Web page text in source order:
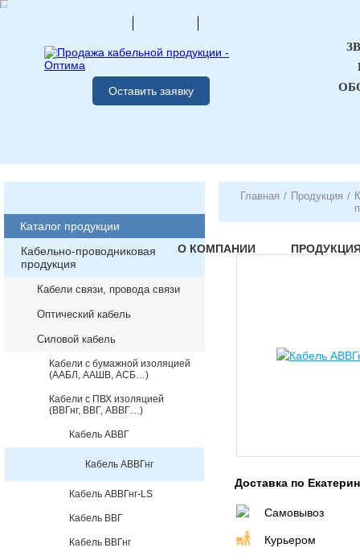
Оставить заявку
О КОМПАНИИ
Каталог продукции
Кабельно-проводниковая
продукция
Кабели связи, провода связи
Оптический кабель
Силовой кабель
Кабели с бумажной изоляцией
(ААБЛ, ААШВ, АСБ…)
Кабели с ПВХ изоляцией
(ВВГнг, ВВГ, АВВГ…)
Кабель АВВГ
Кабель АВВГнг
Кабель АВВГнг-LS
Кабель ВВГ
Кабель ВВГнг
Главная / Продукция /
Доставка по
Самовывоз
Курьером